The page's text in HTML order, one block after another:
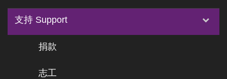
支持 Support
捐款
志工